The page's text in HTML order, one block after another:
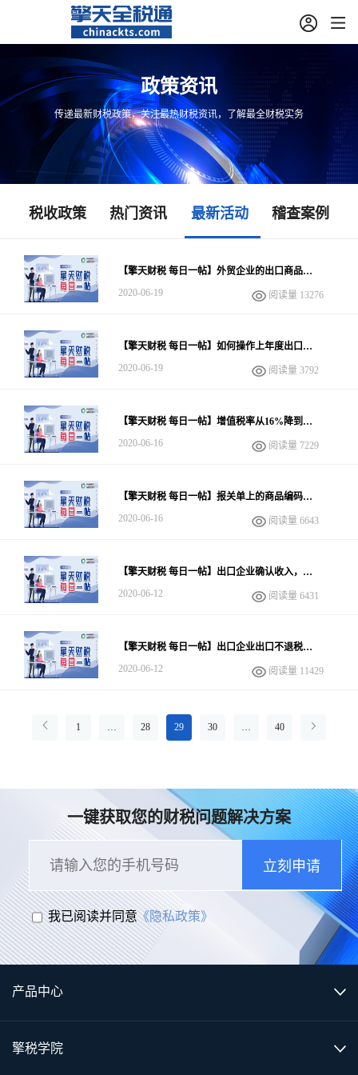
政策资讯
传递最新财税政策，关注最热财税资讯，了解最全财税实务
税收政策 热门资讯 最新活动 稽查案例
【擎天财税 每日一帖】外贸企业的出口商品存
2020-06-19 阅读量 13276
【擎天财税 每日一帖】如何操作上年度出口业
2020-06-19 阅读量 3792
【擎天财税 每日一帖】增值税率从16%降到
2020-06-16 阅读量 7229
【擎天财税 每日一帖】报关单上的商品编码录
2020-06-16 阅读量 6643
【擎天财税 每日一帖】出口企业确认收入，到
2020-06-12 阅读量 6431
【擎天财税 每日一帖】出口企业出口不退税，
2020-06-12 阅读量 11429
1 … 28 29 30 … 40
一键获取您的财税问题解决方案
立刻申请
我已阅读并同意《隐私政策》
产品中心
擎税学院